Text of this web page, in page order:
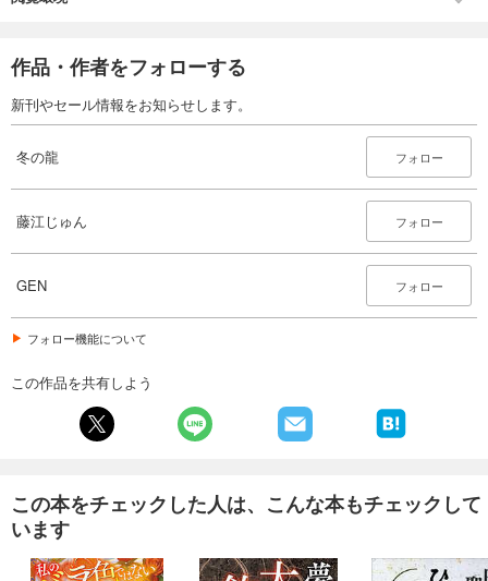
作品・作者をフォローする
新刊やセール情報をお知らせします。
冬の龍 フォロー
藤江じゅん フォロー
GEN フォロー
フォロー機能について
この作品を共有しよう
この本をチェックした人は、こんな本もチェックして
います